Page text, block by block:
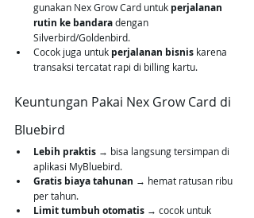
gunakan Nex Grow Card untuk perjalanan
rutin ke bandara dengan
Silverbird/Goldenbird.
Cocok juga untuk perjalanan bisnis karena
transaksi tercatat rapi di billing kartu.
Keuntungan Pakai Nex Grow Card di
Bluebird
Lebih praktis → bisa langsung tersimpan di
aplikasi MyBluebird.
Gratis biaya tahunan → hemat ratusan ribu
per tahun.
Limit tumbuh otomatis → cocok untuk